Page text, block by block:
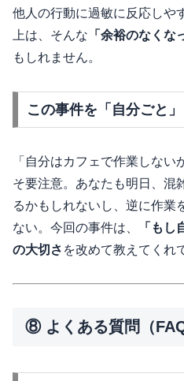
他人の行動に過敏に反応しや
上は、そんな 「余裕のなく
もしれません。
この事件を「自分ごと
「自分はカフェで作業しない
そ要注意。あなたも明日、混
るかもしれないし、逆に作業
ない。今回の事件は、
「も
の大切さ を改めて教えてくれ
⑧ よくある質問（FAQ